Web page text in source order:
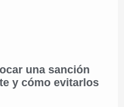
una sanción
y cómo evitarlos